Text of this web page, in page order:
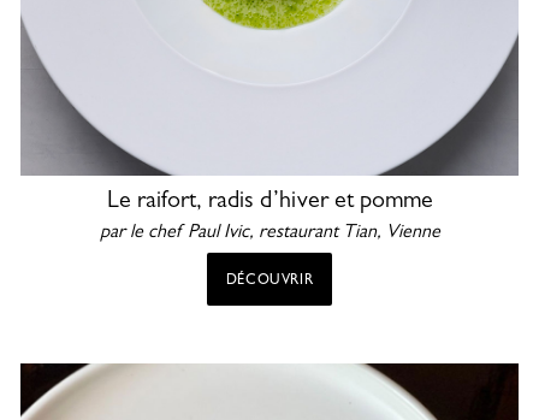
Le raifort, radis d’hiver et pomme
par le chef Paul Ivic, restaurant Tian, Vienne
DÉCOUVRIR